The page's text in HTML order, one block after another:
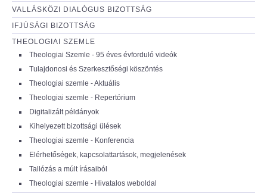
VALLÁSKÖZI DIALÓGUS BIZOTTSÁG
IFJÚSÁGI BIZOTTSÁG
THEOLOGIAI SZEMLE
Theologiai Szemle - 95 éves évforduló videók
Tulajdonosi és Szerkesztőségi köszöntés
Theologiai szemle - Aktuális
Theologiai szemle - Repertórium
Digitalizált példányok
Kihelyezett bizottsági ülések
Theologiai szemle - Konferencia
Elérhetőségek, kapcsolattartások, megjelenések
Tallózás a múlt írásaiból
Theologiai szemle - Hivatalos weboldal